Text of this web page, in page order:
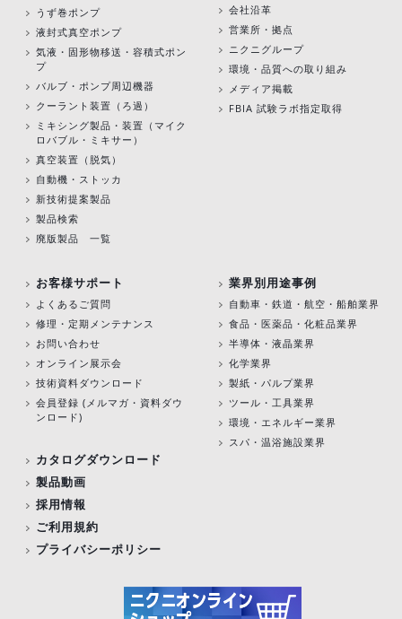
うず巻ポンプ
液封式真空ポンプ
気液・固形物移送・容積式ポン
プ
バルブ・ポンプ周辺機器
クーラント装置（ろ過）
ミキシング製品・装置（マイク
ロバブル・ミキサー）
真空装置（脱気）
自動機・ストッカ
新技術提案製品
製品検索
廃版製品 一覧
会社沿革
営業所・拠点
ニクニグループ
環境・品質への取り組み
メディア掲載
FBIA 試験ラボ指定取得
お客様サポート
よくあるご質問
修理・定期メンテナンス
お問い合わせ
オンライン展示会
技術資料ダウンロード
会員登録 (メルマガ・資料ダウ
ンロード)
カタログダウンロード
製品動画
採用情報
ご利用規約
プライバシーポリシー
業界別用途事例
自動車・鉄道・航空・船舶業界
食品・医薬品・化粧品業界
半導体・液晶業界
化学業界
製紙・パルプ業界
ツール・工具業界
環境・エネルギー業界
スパ・温浴施設業界